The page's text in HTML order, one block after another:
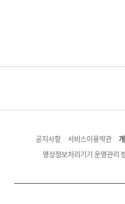
공지사항 서비스이용약관
영상정보처리기기 운영관리